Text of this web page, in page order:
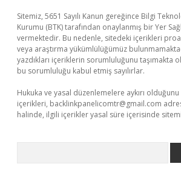
Sitemiz, 5651 Sayılı Kanun gereğince Bilgi
Kurumu (BTK) tarafından onaylanmış bir Yer
vermektedir. Bu nedenle, sitedeki içerikleri
veya araştırma yükümlülüğümüz
yazdıkları içeriklerin sorumluluğunu taşımakta
bu sorumluluğu kabul etmiş sayılırlar.
Hukuka ve yasal düzenlemelere aykırı
içerikleri, backlinkpanelicomtr@gmail.com
halinde, ilgili içerikler yasal süre içerisinde